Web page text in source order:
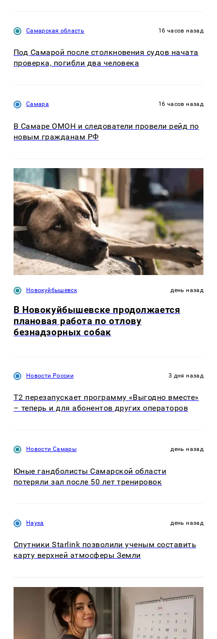
Самарская область 16 часов назад
Под Самарой после столкновения судов начата
проверка, погибли два человека
Самара 16 часов назад
В Самаре ОМОН и следователи провели рейд по
новым гражданам РФ
Новокуйбышевск день назад
В Новокуйбышевске продолжается
плановая работа по отлову
безнадзорных собак
Новости России 3 дня назад
Т2 перезапускает программу «Выгодно вместе»
– теперь и для абонентов других операторов
Новости Самары день назад
Юные гандболисты Самарской области
потеряли зал после 50 лет тренировок
Наука день назад
Спутники Starlink позволили ученым составить
карту верхней атмосферы Земли